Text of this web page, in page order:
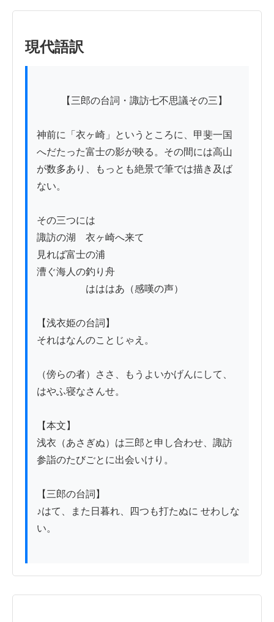
現代語訳
神前に「衣ヶ崎」というところに、甲斐一国
へだたった富士の影が映る。その間には高山
が数多あり、もっとも絶景で筆では描き及ば
ない。
その三つには
諏訪の湖　衣ヶ崎へ来て
見れば富士の浦
漕ぐ海人の釣り舟
はははあ（感嘆の声）
【浅衣姫の台詞】
それはなんのことじゃえ。
（傍らの者）ささ、もうよいかげんにして、
はやふ寝なさんせ。
【本文】
浅衣（あさぎぬ）は三郎と申し合わせ、諏訪
参詣のたびごとに出会いけり。
【三郎の台詞】
♪はて、また日暮れ、四つも打たぬに せわしな
い。